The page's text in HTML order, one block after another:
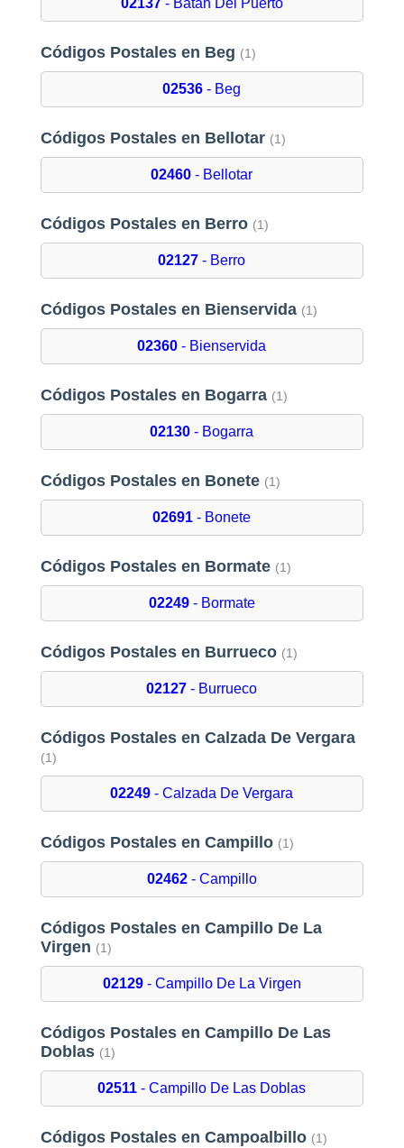
02137 - Batan Del Puerto
Códigos Postales en Beg (1)
02536 - Beg
Códigos Postales en Bellotar (1)
02460 - Bellotar
Códigos Postales en Berro (1)
02127 - Berro
Códigos Postales en Bienservida (1)
02360 - Bienservida
Códigos Postales en Bogarra (1)
02130 - Bogarra
Códigos Postales en Bonete (1)
02691 - Bonete
Códigos Postales en Bormate (1)
02249- Bormate
Códigos Postales en Burrueco (1)
02127 - Burrueco
Códigos Postales en Calzada De Vergara
(1)
02249 - Calzada De Vergara
Códigos Postales en Campillo (1)
02462- Campillo
Códigos Postales en Campillo De La
Virgen (1)
02129- Campillo De La Virgen
Códigos Postales en Campillo De Las
Doblas (1)
02511 - Campillo De Las Doblas
Códigos Postales en Campoalbillo (1)